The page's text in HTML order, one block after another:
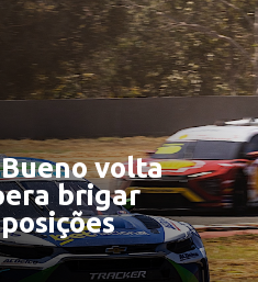
Bueno volta
brigar